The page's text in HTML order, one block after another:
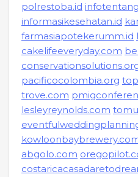
polrestoba.id
informasikesehatan.id
farmasiapotekerumm.id
cakelifeeveryday.com
pacificocolombia.org
trove.com
lesleyreynolds.com
abgolo.com